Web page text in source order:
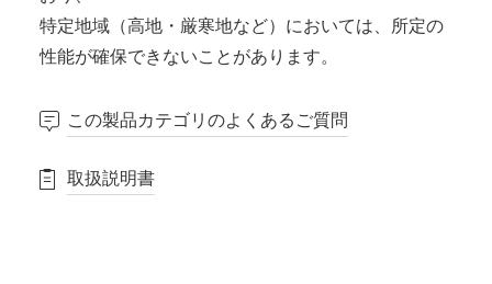
特定地域（高地・厳寒地など）においては、所定の
性能が確保できないことがあります。
この製品カテゴリのよくあるご質問
取扱説明書